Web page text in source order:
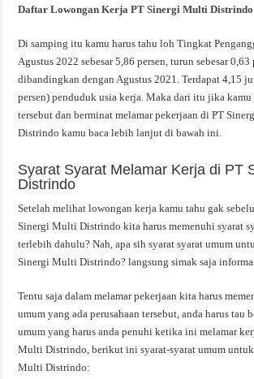
Daftar Lowongan Kerja PT Sinergi Multi Distrindo
Di samping itu kamu harus tahu loh Tingkat
Agustus 2022 sebesar 5,86 persen, turun sebesar 0,63
dibandingkan dengan Agustus 2021. Terdapat 4,15
persen) penduduk usia kerja. Maka dari itu jika kamu
tersebut dan berminat melamar pekerjaan di PT
Distrindo kamu baca lebih lanjut di bawah ini.
Syarat Syarat Melamar Kerja di PT
Distrindo
Setelah melihat lowongan kerja kamu tahu gak
Sinergi Multi Distrindo kita harus memenuhi syarat
terlebih dahulu? Nah, apa sih syarat syarat umum
Sinergi Multi Distrindo? langsung simak saja
Tentu saja dalam melamar pekerjaan kita harus
umum yang ada perusahaan tersebut, anda harus tau
umum yang harus anda penuhi ketika ini melamar
Multi Distrindo, berikut ini syarat-syarat umum untuk
Multi Distrindo: